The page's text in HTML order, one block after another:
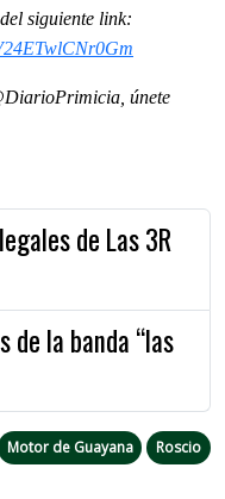
siguiente link:
únete
de Las 3R
de la banda “las
Motor de Guayana
Roscio